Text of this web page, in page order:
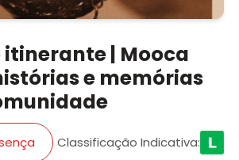
itinerante | Mooca
e memórias
Classificação Indicativa: